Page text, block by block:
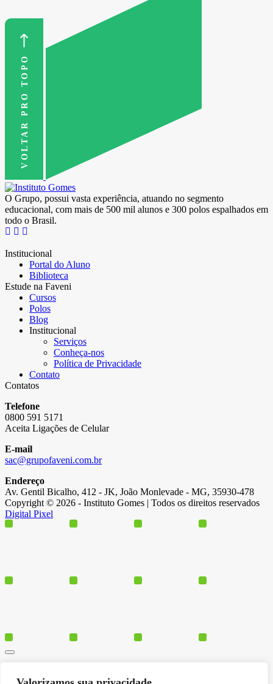
VOLTAR PRO TOPO
O Grupo, possui vasta experiência, atuando no segmento
educacional, com mais de 500 mil alunos e 300 polos espalhados em
todo o Brasil.
Institucional
Portal do Aluno
Biblioteca
Estude na Faveni
Cursos
Polos
Blog
Institucional
Serviços
Conheça-nos
Política de Privacidade
Contato
Contatos
Telefone
0800 591 5171
Aceita Ligações de Celular
E-mail
sac@grupofaveni.com.br
Endereço
Av. Gentil Bicalho, 412 - JK, João Monlevade - MG, 35930-478
Copyright © 2026 - Instituto Gomes | Todos os direitos reservados
Digital Pixel